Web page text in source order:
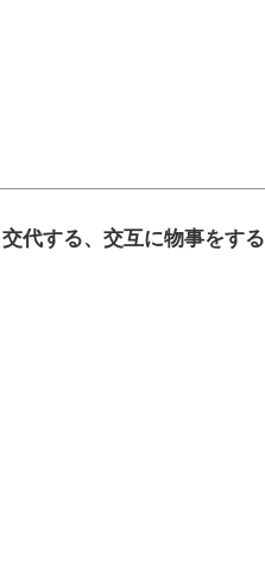
代する、交互に物事をする